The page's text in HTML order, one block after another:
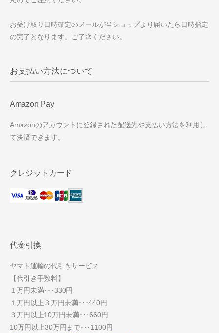
お受け取り日時確定のメールが当ショップより届いたら日時指定
の完了となります。ご了承ください。
お支払い方法について
Amazon Pay
Amazonのアカウントに登録された配送先や支払い方法を利用し
て決済できます。
クレジットカード
代金引換
ヤマト運輸の代引きサービス
【代引き手数料】
１万円未満･･･330円
１万円以上３万円未満･･･440円
３万円以上10万円未満･･･660円
10万円以上30万円まで･･･1100円